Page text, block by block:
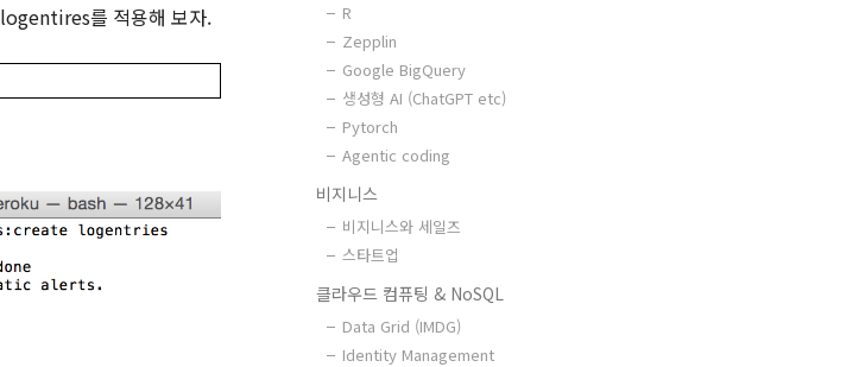
logentires를 적용해 보자.
R
Zepplin
Google BigQuery
생성형 AI (ChatGPT etc)
Pytorch
Agentic coding
비지니스
비지니스와 세일즈
스타트업
클라우드 컴퓨팅 & NoSQL
Data Grid (IMDG)
Identity Management